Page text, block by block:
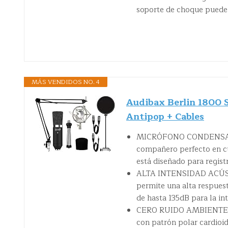
soporte de choque
MÁS VENDIDOS NO. 4
Audibax Berlin 1800
Antipop + Cables
MICRÓFONO
compañero perfecto en
está diseñado para
ALTA INTENSIDAD
permite una alta
de hasta 135dB para la
CERO RUIDO
con patrón polar